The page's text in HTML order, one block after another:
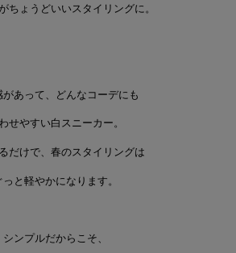
ちょうどいいスタイリングに。
があって、どんなコーデにも
せやすい白スニーカー。
だけで、春のスタイリングは
っと軽やかになります。
シンプルだからこそ、